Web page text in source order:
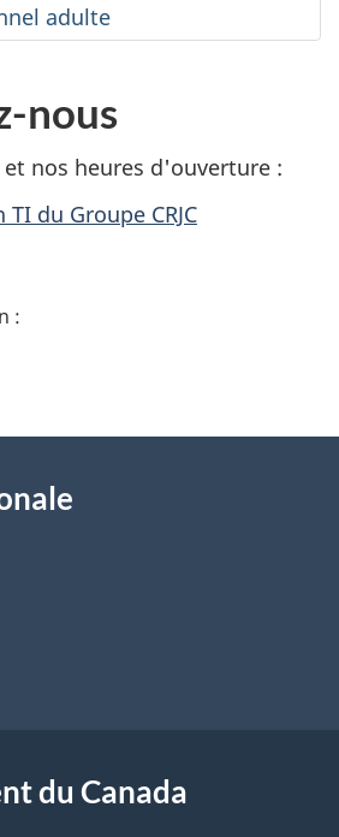
adulte
nous
nos heures d'ouverture :
du Groupe CRJC
du Canada